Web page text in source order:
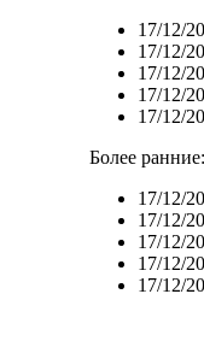
17/12/
17/12/
17/12/
17/12/
17/12/
Более ранние:
17/12/
17/12/
17/12/
17/12/
17/12/